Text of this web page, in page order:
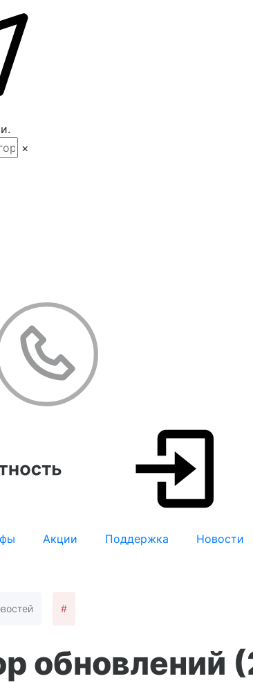
×
Акции Поддержка Новости
#
обновлений